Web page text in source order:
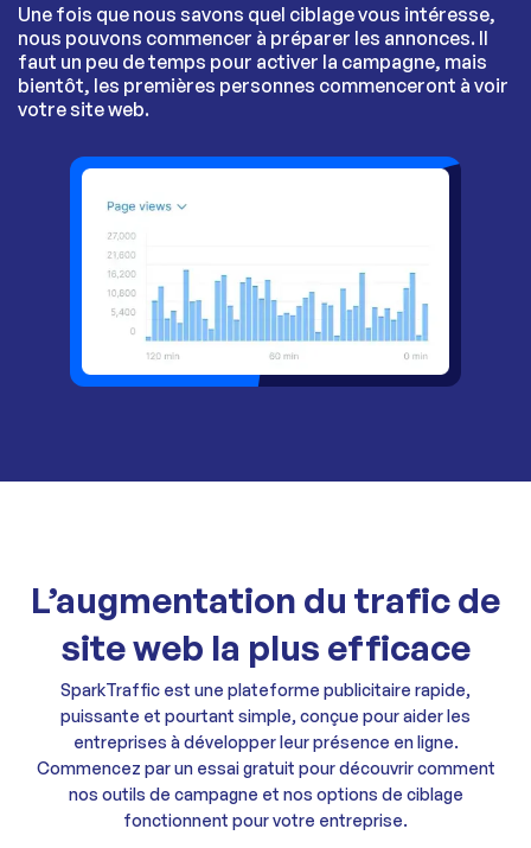
Une fois que nous savons quel ciblage vous intéresse,
nous pouvons commencer à préparer les annonces. Il
faut un peu de temps pour activer la campagne, mais
bientôt, les premières personnes commenceront à voir
votre site web.
L’augmentation du trafic de
site web la plus efficace
SparkTraffic est une plateforme publicitaire rapide,
puissante et pourtant simple, conçue pour aider les
entreprises à développer leur présence en ligne.
Commencez par un essai gratuit pour découvrir comment
nos outils de campagne et nos options de ciblage
fonctionnent pour votre entreprise.